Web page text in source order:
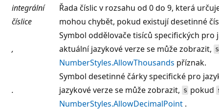
integrální
číslice
Řada číslic v rozsahu od 0 do 9, která
mohou chybět, pokud existují desetinné
,
Symbol oddělovače tisíců specifických
aktuální jazykové verze se může zobrazit, s
NumberStyles.AllowThousands příznak.
.
Symbol desetinné čárky specifické pro
jazykové verze se může zobrazit, s pokud
NumberStyles.AllowDecimalPoint .